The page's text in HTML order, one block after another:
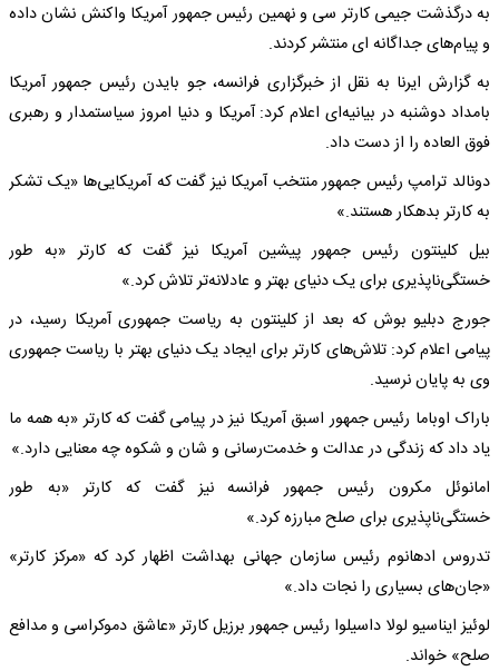
به درگذشت جیمی کارتر سی و نهمین رئیس جمهور آمریکا واکنش نشان داده
و پیام‌های جداگانه ای منتشر کردند.
به گزارش ایرنا به نقل از خبرگزاری فرانسه، جو بایدن رئیس جمهور آمریکا
بامداد دوشنبه در بیانیه‌ای اعلام کرد: آمریکا و دنیا امروز سیاستمدار و رهبری
فوق العاده را از دست داد.
دونالد ترامپ رئیس جمهور منتخب آمریکا نیز گفت که آمریکایی‌ها «یک تشکر
به کارتر بدهکار هستند.»
بیل کلینتون رئیس جمهور پیشین آمریکا نیز گفت که کارتر «به طور
خستگی‌ناپذیری برای یک دنیای بهتر و عادلانه‌تر تلاش کرد.»
جورج دبلیو بوش که بعد از کلینتون به ریاست جمهوری آمریکا رسید، در
پیامی اعلام کرد: تلاش‌های کارتر برای ایجاد یک دنیای بهتر با ریاست جمهوری
وی به پایان نرسید.
باراک اوباما رئیس جمهور اسبق آمریکا نیز در پیامی گفت که کارتر «به همه ما
یاد داد که زندگی در عدالت و خدمت‌رسانی و شان و شکوه چه معنایی دارد.»
امانوئل مکرون رئیس جمهور فرانسه نیز گفت که کارتر «به طور
خستگی‌ناپذیری برای صلح مبارزه کرد.»
تدروس ادهانوم رئیس سازمان جهانی بهداشت اظهار کرد که «مرکز کارتر»
«جان‌های بسیاری را نجات داد.»
لوئیز ایناسیو لولا داسیلوا رئیس جمهور برزیل کارتر «عاشق دموکراسی و مدافع
صلح» خواند.